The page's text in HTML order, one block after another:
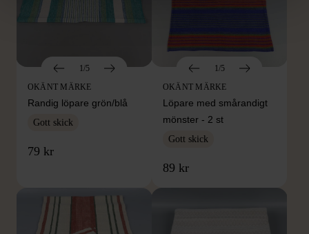
1/5
OKÄNT MÄRKE
Randig löpare grön/blå
Gott skick
79 kr
1/5
OKÄNT MÄRKE
Löpare med smårandigt
mönster - 2 st
Gott skick
89 kr